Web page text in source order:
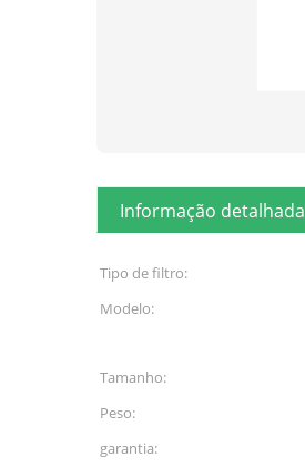
Informação detalhada
Tipo de filtro:
Modelo:
Tamanho:
Peso:
garantia: